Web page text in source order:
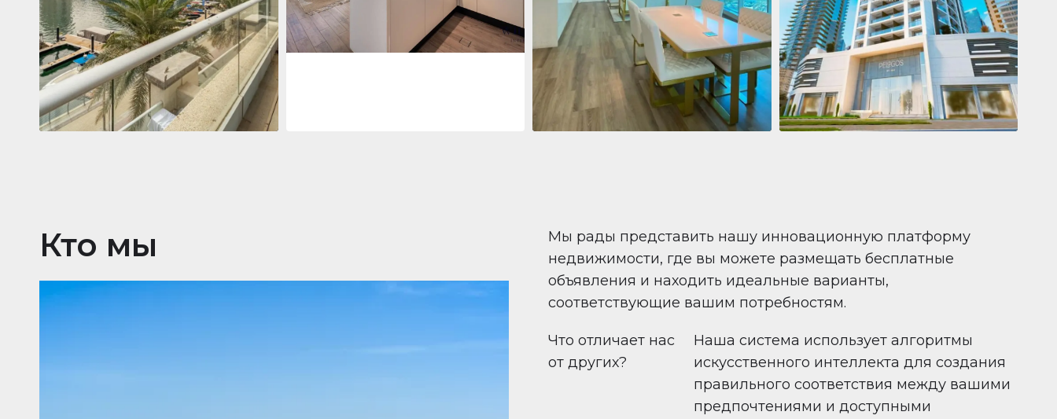
Квартира2 861 035 $
Beauport Tower
Beauport Tower, Marina Promenade,
Dubai Marina, Dubai
34392 m²
Gate, Dubai Marina, Dubai
12 73 m² Квартира 708 447 $
Beauport Tower
Beauport Tower, Marina Promenade,
Dubai Marina, Dubai
96 m²
Квартира681 199 $
Pelagos by IGO
Pelagos by IGO, Dubai Marina, Dubai
1271 m²
Кто мы
Мы рады представить нашу инновационную платформу
недвижимости, где вы можете размещать бесплатные
объявления и находить идеальные варианты,
соответствующие вашим потребностям.
Что отличает нас
от других?
Наша система использует алгоритмы
искусственного интеллекта для создания
правильного соответствия между вашими
предпочтениями и доступными